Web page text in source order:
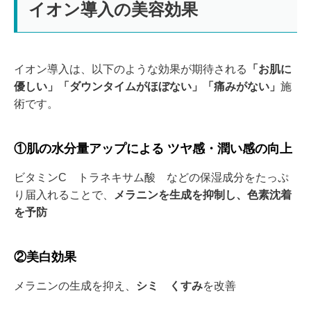
イオン導入の美容効果
イオン導入は、以下のような効果が期待される
「お肌に
優しい」「ダウンタイムがほぼない」「痛みがない」 施
術です。
①肌の水分量アップによる ツヤ感・潤い感の向上
ビタミンC トラネキサム酸 などの保湿成分をたっぷ
り届入れることで、
メラニンを生成を抑制し、色素沈着
を予防
②美白効果
メラニンの生成を抑え、 シミ くすみを改善